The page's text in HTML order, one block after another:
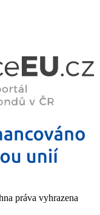
práva vyhrazena